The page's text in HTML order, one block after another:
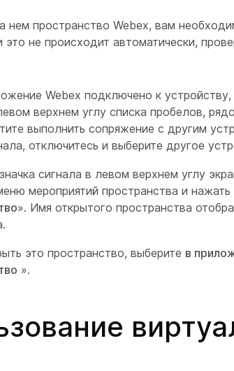
нем пространство Webex, вам
это не происходит автоматически,
Webex подключено к
верхнем углу списка пробелов,
выполнить сопряжение с другим
отключитесь и выберите другое
сигнала в левом верхнем углу
мероприятий пространства и нажать
». Имя открытого пространства
это пространство, выберите в
».